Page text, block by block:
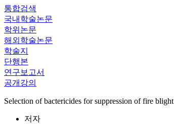
통합검색
국내학술논문
학위논문
해외학술논문
학술지
단행본
연구보고서
공개강의
Selection of bactericides for suppression of fire
저자